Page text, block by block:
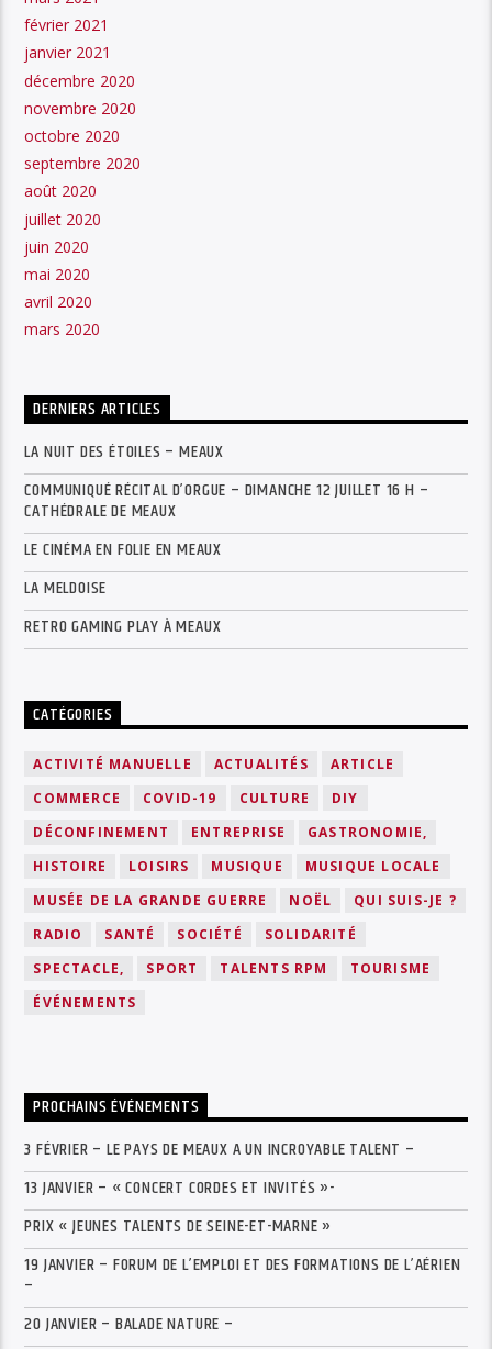
février 2021
janvier 2021
décembre 2020
novembre 2020
octobre 2020
septembre 2020
août 2020
juillet 2020
juin 2020
mai 2020
avril 2020
mars 2020
DERNIERS ARTICLES
LA NUIT DES ÉTOILES – MEAUX
COMMUNIQUÉ RÉCITAL D’ORGUE – DIMANCHE 12 JUILLET 16 H –
CATHÉDRALE DE MEAUX
LE CINÉMA EN FOLIE EN MEAUX
LA MELDOISE
RETRO GAMING PLAY À MEAUX
CATÉGORIES
ACTIVITÉ MANUELLE ACTUALITÉS
ARTICLE
COMMERCE
COVID-19 CULTURE
DIY
DÉCONFINEMENT
ENTREPRISE
GASTRONOMIE,
HISTOIRE
LOISIRS MUSIQUE
MUSIQUE LOCALE
MUSÉE DE LA GRANDE GUERRE
NOËL
QUI SUIS-JE ?
RADIO
SANTÉ SOCIÉTÉ
SOLIDARITÉ
SPECTACLE,
SPORT TALENTS RPM
TOURISME
ÉVÉNEMENTS
PROCHAINS ÉVÉNEMENTS
3 FÉVRIER – LE PAYS DE MEAUX A UN INCROYABLE TALENT –
13 JANVIER – « CONCERT CORDES ET INVITÉS »-
PRIX « JEUNES TALENTS DE SEINE-ET-MARNE »
19 JANVIER – FORUM DE L’EMPLOI ET DES FORMATIONS DE L’AÉRIEN
–
20 JANVIER – BALADE NATURE –